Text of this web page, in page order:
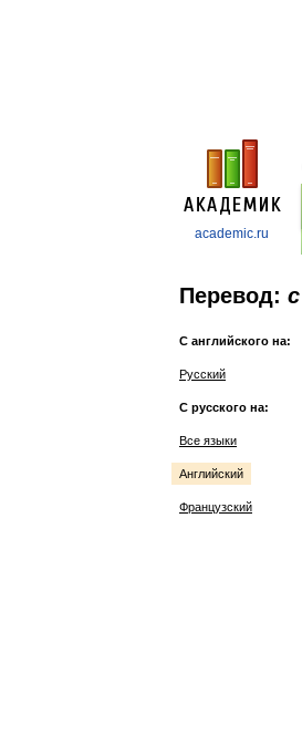
academic.ru
Перевод:
С английского на:
Русский
С русского на:
Все языки
Английский
Французский